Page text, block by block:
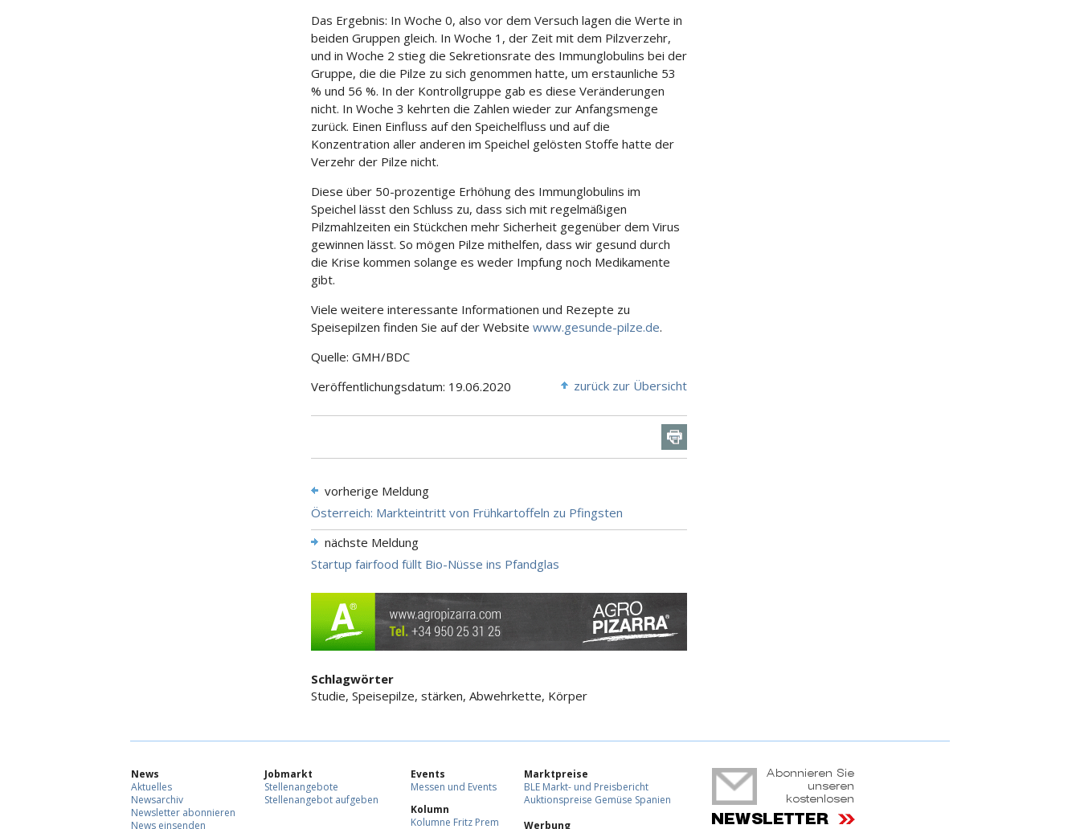
Das Ergebnis: In Woche 0, also vor dem Versuch lagen die Werte in
beiden Gruppen gleich. In Woche 1, der Zeit mit dem Pilzverzehr,
und in Woche 2 stieg die Sekretionsrate des Immunglobulins bei der
Gruppe, die die Pilze zu sich genommen hatte, um erstaunliche 53
% und 56 %. In der Kontrollgruppe gab es diese Veränderungen
nicht. In Woche 3 kehrten die Zahlen wieder zur Anfangsmenge
zurück. Einen Einfluss auf den Speichelfluss und auf die
Konzentration aller anderen im Speichel gelösten Stoffe hatte der
Verzehr der Pilze nicht.
Diese über 50-prozentige Erhöhung des Immunglobulins im
Speichel lässt den Schluss zu, dass sich mit regelmäßigen
Pilzmahlzeiten ein Stückchen mehr Sicherheit gegenüber dem Virus
gewinnen lässt. So mögen Pilze mithelfen, dass wir gesund durch
die Krise kommen solange es weder Impfung noch Medikamente
gibt.
Viele weitere interessante Informationen und Rezepte zu
Speisepilzen finden Sie auf der Website www.gesunde-pilze.de.
Quelle: GMH/BDC
Veröffentlichungsdatum: 19.06.2020
zurück zur Übersicht
vorherige Meldung
Österreich: Markteintritt von Frühkartoffeln zu Pfingsten
nächste Meldung
Startup fairfood füllt Bio-Nüsse ins Pfandglas
Schlagwörter
Studie, Speisepilze, stärken, Abwehrkette, Körper
News
Aktuelles
Newsarchiv
Newsletter abonnieren
News einsenden
Jobmarkt
Stellenangebote
Stellenangebot aufgeben
Events
Messen und Events
Kolumn
Kolumne Fritz Prem
Marktpreise
BLE Markt- und Preisbericht
Auktionspreise Gemüse Spanien
Werbung